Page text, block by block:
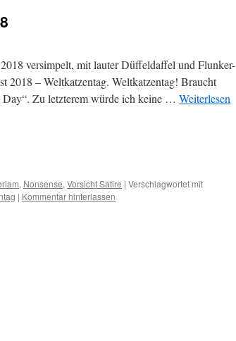
versimpelt, mit lauter Düffeldaffel und Flunker-
2018 – Weltkatzentag. Weltkatzentag! Braucht
Day“. Zu letzterem würde ich keine … Weiterlesen
, Nonsense,Vorsicht Satire | Verschlagwortet mit
| Kommentar hinterlassen